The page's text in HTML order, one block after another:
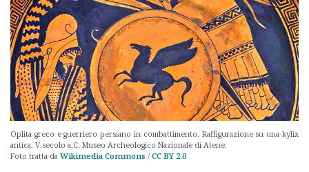
Oplita greco e guerriero persiano in combattimento. Raffigurazione su una kylix
antica. V secolo a.C. Museo Archeologico Nazionale di Atene.
Foto tratta da Wikimedia Commons / CC BY 2.0